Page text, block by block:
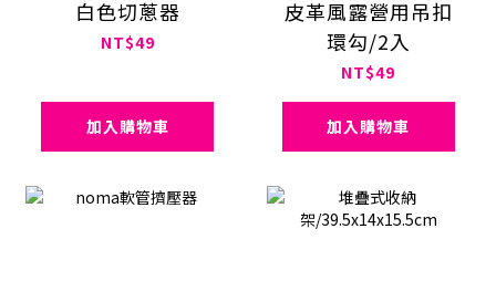
白色切蔥器
NT$49
加入購物車
皮革風露營用吊扣
環勾/2入
NT$49
加入購物車